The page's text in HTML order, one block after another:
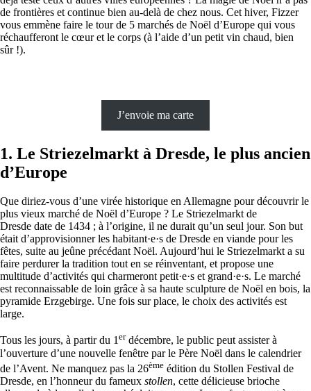
de frontières et continue bien au-delà de chez nous. Cet hiver, Fizzer
vous emmène faire le tour de 5 marchés de Noël d’Europe qui vous
réchaufferont le cœur et le corps (à l’aide d’un petit vin chaud, bien
sûr !).
J’envoie ma carte
1. Le Striezelmarkt à Dresde, le plus ancien
d’Europe
Que diriez-vous d’une virée historique en Allemagne pour découvrir le
plus vieux marché de Noël d’Europe ? Le Striezelmarkt de
Dresde date de 1434 ; à l’origine, il ne durait qu’un seul jour. Son but
était d’approvisionner les habitant·e·s de Dresde en viande pour les
fêtes, suite au jeûne précédant Noël. Aujourd’hui le Striezelmarkt a su
faire perdurer la tradition tout en se réinventant, et propose une
multitude d’activités qui charmeront petit·e·s et grand·e·s. Le marché
est reconnaissable de loin grâce à sa haute sculpture de Noël en bois, la
pyramide Erzgebirge. Une fois sur place, le choix des activités est
large.
Tous les jours, à partir du 1erdécembre, le public peut assister à
l’ouverture d’une nouvelle fenêtre par le Père Noël dans le calendrier
de l’Avent. Ne manquez pas la 26ème édition du Stollen Festival de
Dresde, en l’honneur du fameux stollen, cette délicieuse brioche